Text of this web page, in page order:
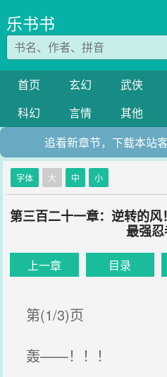
乐书书
首页 玄幻 武侠
科幻
言情 其他
追看新章节，下载本站
字体 大 中 小
第三百二十一章：逆转的
最强忍
上一章 目录
第(1/3)页
轰——！！！